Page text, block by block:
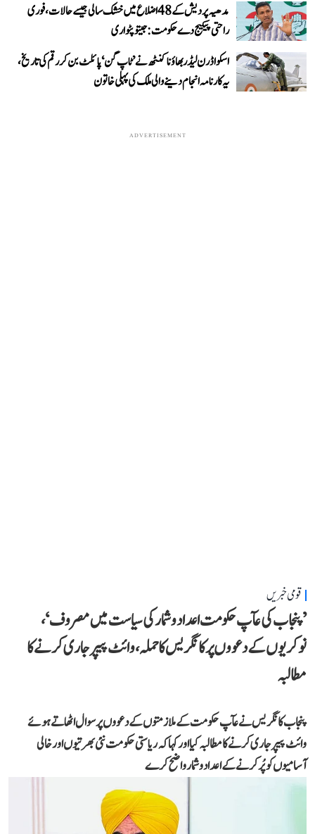
مدھیہ پردیش کے 48 اضلاع میں خشک سالی جیسے حالات، فوری
راحتی پیکیج دے حکومت: جیتو پٹواری
اسکواڈرن لیڈر بھاؤنا کنٹھ نے ’ٹاپ گن‘ پائلٹ بن کر رقم کی تاریخ،
یہ کارنامہ انجام دینے والی ملک کی پہلی خاتون
ADVERTISEMENT
قومی خبریں
’پنجاب کی عآپ حکومت اعداد و شمار کی سیاست میں مصروف‘،
نوکریوں کے دعووں پر کانگریس کا حملہ، وائٹ پیپر جاری کرنے کا
مطالبہ
پنجاب کانگریس نے عآپ حکومت کے ملازمتوں کے دعووں پر سوال اٹھاتے ہوئے
وائٹ پیپر جاری کرنے کا مطالبہ کیا اور کہا کہ ریاستی حکومت نئی بھرتیوں اور خالی
آسامیوں کو پُر کرنے کے اعداد و شمار واضح کرے